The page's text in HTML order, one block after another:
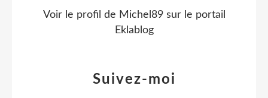
Suivez-moi
Voir le profil de Michel89sur le portail
Eklablog